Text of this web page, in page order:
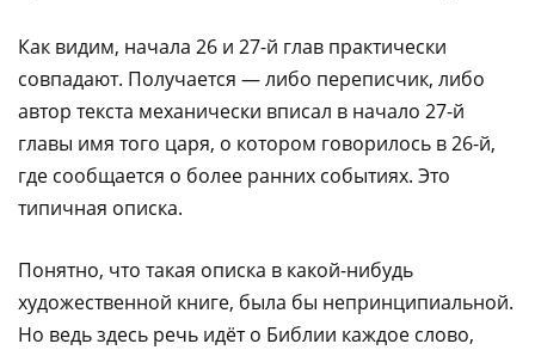
Как видим, начала 26 и 27-й глав практически
совпадают. Получается — либо переписчик, либо
автор текста механически вписал в начало 27-й
главы имя того царя, о котором говорилось в 26-й,
где сообщается о более ранних событиях. Это
типичная описка.
Понятно, что такая описка в какой-нибудь
художественной книге, была бы непринципиальной.
Но ведь здесь речь идёт о Библии каждое слово,